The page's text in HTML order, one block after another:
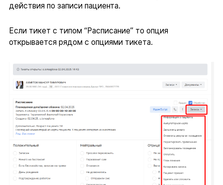
действия по записи пациента.
Если тикет с типом “Расписание” то опция
открывается рядом с опциями тикета.